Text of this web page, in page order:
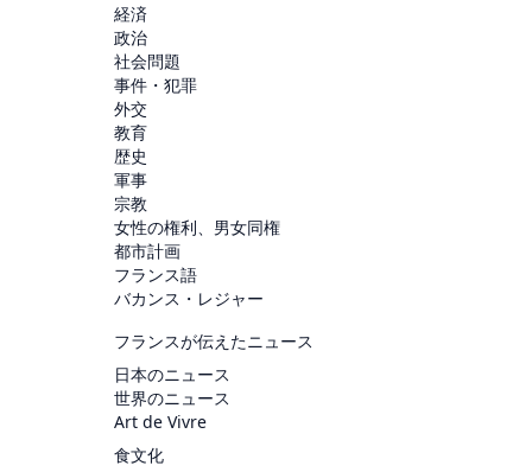
経済
政治
社会問題
事件・犯罪
外交
教育
歴史
軍事
宗教
女性の権利、男女同権
都市計画
フランス語
バカンス・レジャー
フランスが伝えたニュース
日本のニュース
世界のニュース
Art de Vivre
食文化